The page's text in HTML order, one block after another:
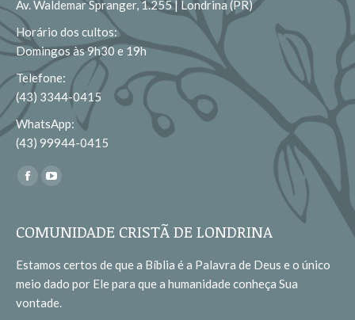
Av. Waldemar Spranger, 1.255 | Londrina (PR)
Horário dos cultos:
Domingos às 9h30 e 19h
Telefone:
(43) 3344-0415
WhatsApp:
(43) 99944-0415
Encontre-nos em:
Facebook
opens
new
window
opens
new
window
COMUNIDADE CRISTÃ DE LONDRINA
Estamos certos de que a Bíblia é a Palavra de Deus e o único
meio dado por Ele para que a humanidade conheça Sua
vontade.